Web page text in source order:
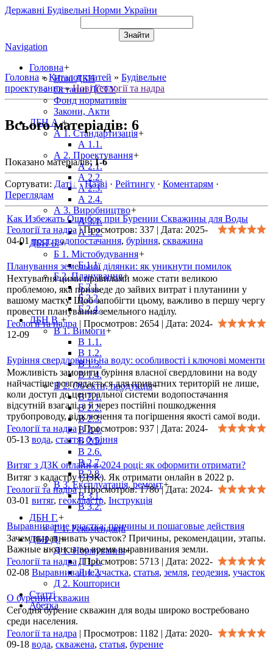
Державні Будівельні Норми України
Navigation
Головна+
Нові ДБН
Останні ДСТУ
Фонд нормативів
Закони, Акти
ДБН А.+
А 1. Стандартизація+
А 1.1.
А 2. Проектування+
А 2.1.
А 2.2.
А 2.3.
А 2.4.
А 3. Виробництво+
А 3.1.
А 3.2.
ДБН Б.+
Б 1. Містобудування+
Б 1.1.
Б 2. Планування+
Б 2.1.
Б 2.2.
Б 2.4.
ДБН В.+
В 1. Вимоги+
В 1.1.
В 1.2.
В 1.3.
В 1.4.
В 2. Об'єкти, продукція+
В 2.1.
В 2.2.
В 2.3.
В 2.4.
В 2.5.
В 2.6.
В 2.7.
В 2.8.
В 3. Експлуатація, ремонт+
В 3.1.
В 3.2.
ДБН Г.+
Г 1. Рекомендації
ДБН Д.+
Д 1. Нормування+
Д 1.1.
Д 1.2.
Д 2. Кошториси
Статті
Абетка
Головна » Каталог статей » Будівельне
проектування» Нові Геології та надра
Всього матеріадів: 6
Показано матеріалів:1-6
Сортувати: Даті ·Назві · Рейтингу · Коментарям ·
Переглядам
Как Избежать Ошибок при Бурении Скважины для Воды
Геології та надра |Просмотров: 337 | Дата: 2025-
04-01 пост,водопостачання, буріння, скважина
Планування земельної ділянки: як уникнути помилок
Нехтування цими правилами може стати великою
проблемою, яка призведе до зайвих витрат і плутанини у
вашому маєтку. Щоб запобігти цьому, важливо в першу чергу
провести планування земельного наділу.
Геології та надра | Просмотров: 2654 | Дата: 2024-
12-09
Буріння свердловини на воду: особливості і ключові моменти
Можливість замовити буріння власної свердловини на воду
найчастіше розглядається для приватних територій не лише,
коли доступ до центральної системи водопостачання
відсутній взагалі, а й через постійні пошкодження
трубопроводу, відключення та погіршення якості самої води.
Геології та надра|Просмотров: 937 | Дата: 2024-
05-13 вода, стаття,буріння
Витяг з ДЗК онлайн в 2024 році: як оформити отримати?
Витяг з кадастру (ДЗК). Як отримати онлайн в 2022 р.
Геології та надра|Просмотров: 1786| Дата: 2024-
03-01 витяг, геокадастр, Інструкція
Выравнивание участка: причины и пошаговые действия
Зачем выравнивать участок? Причины, рекомендации, этапы.
Важные нюансы во время выравнивания земли.
Геології та надра |Просмотров: 5713 | Дата: 2022-
02-08 Выравнивание участка, статья, земля, геодезия, участок
О бурении скважин
Сегодня бурение скважин для воды широко востребовано
среди населения.
Геології та надра | Просмотров: 1182 | Дата: 2020-
09-18 вода, скважена, статья, бурение